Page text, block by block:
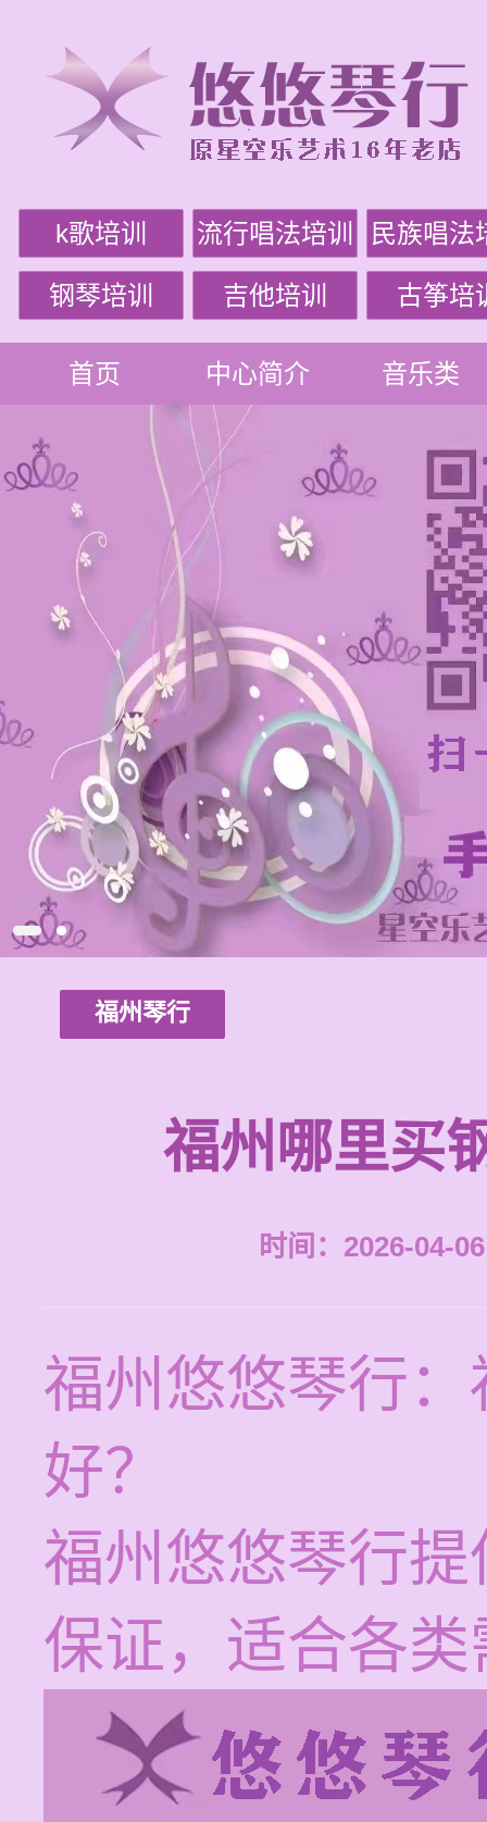
k歌培训 流行唱法培训 民族唱法
钢琴培训 吉他培训 古筝培
首页 中心简介 音乐类
福州琴行
福州哪里买
时间：2026-04-
福州悠悠琴行
好？
福州悠悠琴行
保证，适合各